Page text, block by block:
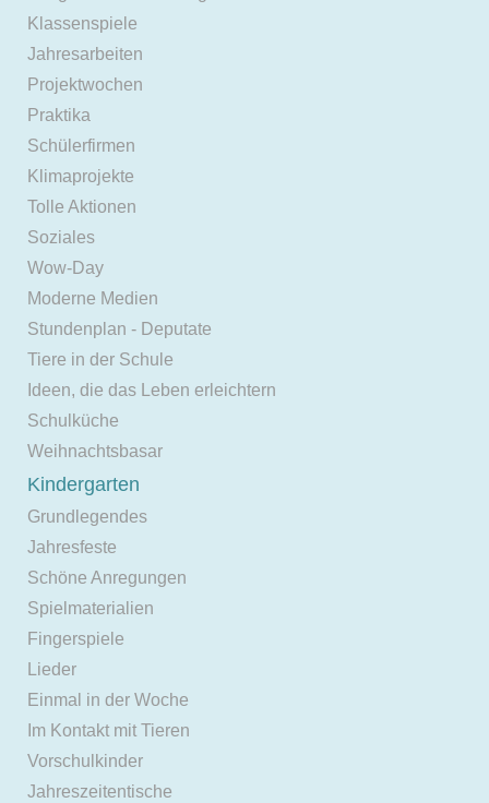
Klassenspiele
Jahresarbeiten
Projektwochen
Praktika
Schülerfirmen
Klimaprojekte
Tolle Aktionen
Soziales
Wow-Day
Moderne Medien
Stundenplan - Deputate
Tiere in der Schule
Ideen, die das Leben erleichtern
Schulküche
Weihnachtsbasar
Kindergarten
Grundlegendes
Jahresfeste
Schöne Anregungen
Spielmaterialien
Fingerspiele
Lieder
Einmal in der Woche
Im Kontakt mit Tieren
Vorschulkinder
Jahreszeitentische